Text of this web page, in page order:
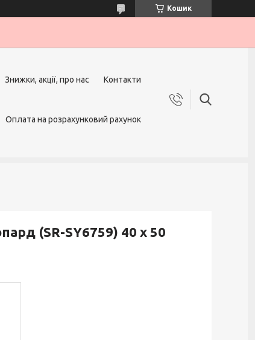
Кошик
Знижки, акції, про нас Контакти
Оплата на розрахунковий рахунок
(SR-SY6759) 40 х 50